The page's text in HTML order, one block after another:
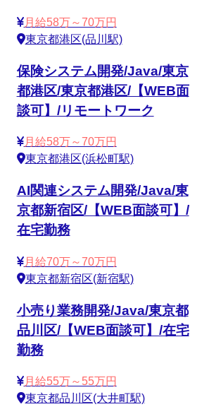
月給58万～70万円
東京都港区(品川駅)
保険システム開発/Java/東京
都港区/東京都港区/【WEB面
談可】/リモートワーク
月給58万～70万円
東京都港区(浜松町駅)
AI関連システム開発/Java/東
京都新宿区/【WEB面談可】/
在宅勤務
月給70万～70万円
東京都新宿区(新宿駅)
小売り業務開発/Java/東京都
品川区/【WEB面談可】/在宅
勤務
月給55万～55万円
東京都品川区(大井町駅)